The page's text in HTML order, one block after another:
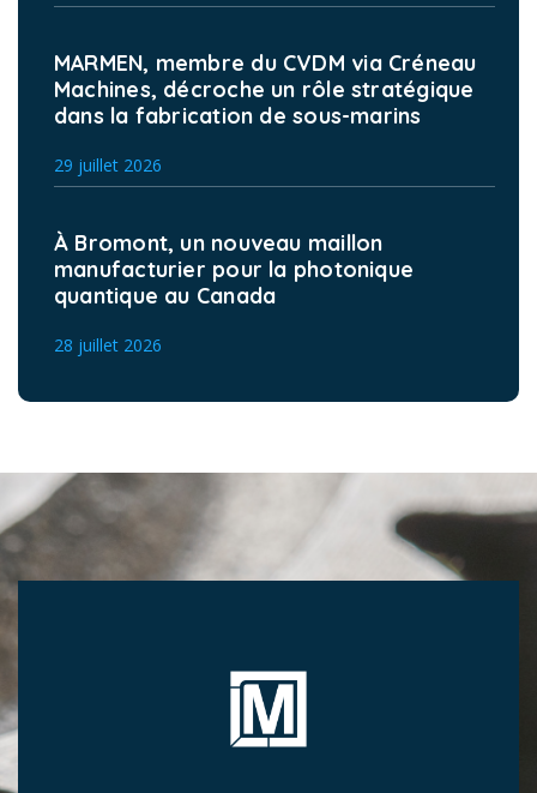
MARMEN, membre du CVDM via Créneau
Machines, décroche un rôle stratégique
dans la fabrication de sous-marins
29 juillet 2026
À Bromont, un nouveau maillon
manufacturier pour la photonique
quantique au Canada
28 juillet 2026